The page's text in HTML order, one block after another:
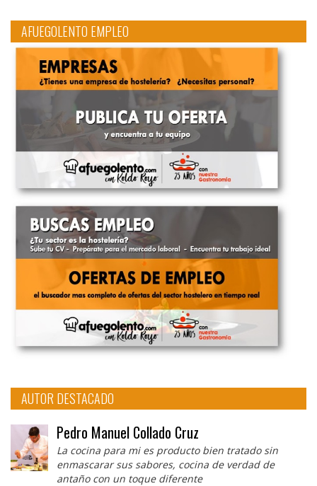
AFUEGOLENTO EMPLEO
AUTOR DESTACADO
Pedro Manuel Collado Cruz
La cocina para mi es producto bien tratado sin
enmascarar sus sabores, cocina de verdad de
antaño con un toque diferente